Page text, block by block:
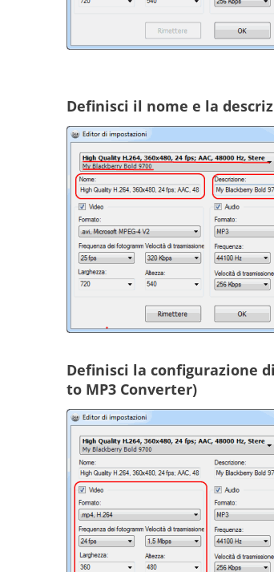
Definisci il nome e la
Definisci la configurazione
to MP3 Converter)